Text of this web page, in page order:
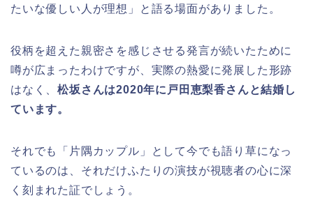
たいな優しい人が理想」と語る場面がありました。
役柄を超えた親密さを感じさせる発言が続いたために
噂が広まったわけですが、実際の熱愛に発展した形跡
はなく、松坂さんは2020年に戸田恵梨香さんと結婚し
ています。
それでも「片隅カップル」として今でも語り草になっ
ているのは、それだけふたりの演技が視聴者の心に深
く刻まれた証でしょう。